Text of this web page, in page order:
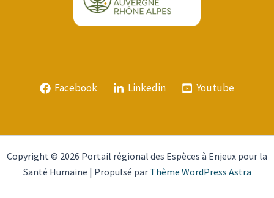
Facebook Linkedin Youtube
Copyright © 2026 Portail régional des Espèces à Enjeux pour la
Santé Humaine | Propulsé par Thème WordPress Astra